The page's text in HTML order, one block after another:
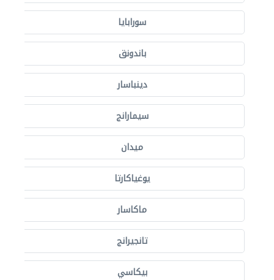
سورابايا
باندونق
دينباسار
سيمارانج
ميدان
يوغياكارتا
ماكاسار
تانجيرانج
بيكاسي